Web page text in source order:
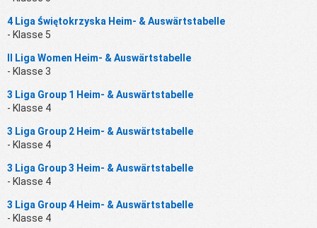
4 Liga Świętokrzyska Heim- & Auswärtstabelle
- Klasse 5
II Liga Women Heim- & Auswärtstabelle
- Klasse 3
3 Liga Group 1 Heim- & Auswärtstabelle
- Klasse 4
3 Liga Group 2 Heim- & Auswärtstabelle
- Klasse 4
3 Liga Group 3 Heim- & Auswärtstabelle
- Klasse 4
3 Liga Group 4 Heim- & Auswärtstabelle
- Klasse 4